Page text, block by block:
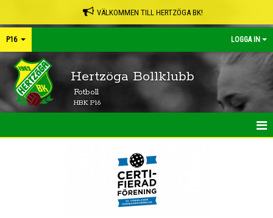
VÄLKOMMEN TILL HERTZÖGA BK!
P16 LOGGA IN
Hertzöga Bollklubb
Fotboll
HBK P16